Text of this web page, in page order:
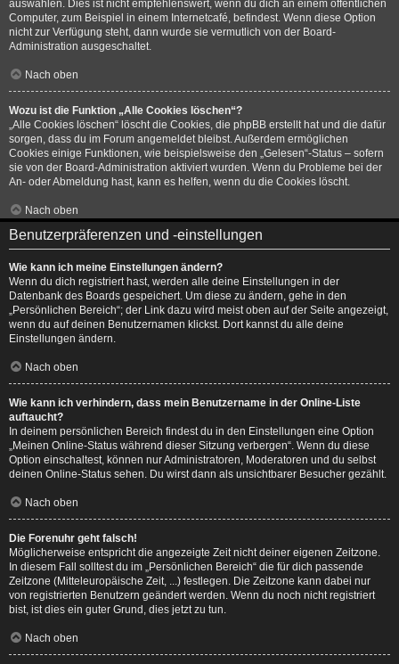
auswählen. Dies ist nicht empfehlenswert, wenn du dich an einem öffentlichen
Computer, zum Beispiel in einem Internetcafé, befindest. Wenn diese Option
nicht zur Verfügung steht, dann wurde sie vermutlich von der Board-
Administration ausgeschaltet.
Nach oben
Wozu ist die Funktion „Alle Cookies löschen“?
„Alle Cookies löschen“ löscht die Cookies, die phpBB erstellt hat und die dafür
sorgen, dass du im Forum angemeldet bleibst. Außerdem ermöglichen
Cookies einige Funktionen, wie beispielsweise den „Gelesen“-Status – sofern
sie von der Board-Administration aktiviert wurden. Wenn du Probleme bei der
An- oder Abmeldung hast, kann es helfen, wenn du die Cookies löscht.
Nach oben
Benutzerpräferenzen und -einstellungen
Wie kann ich meine Einstellungen ändern?
Wenn du dich registriert hast, werden alle deine Einstellungen in der
Datenbank des Boards gespeichert. Um diese zu ändern, gehe in den
„Persönlichen Bereich“; der Link dazu wird meist oben auf der Seite angezeigt,
wenn du auf deinen Benutzernamen klickst. Dort kannst du alle deine
Einstellungen ändern.
Nach oben
Wie kann ich verhindern, dass mein Benutzername in der Online-Liste
auftaucht?
In deinem persönlichen Bereich findest du in den Einstellungen eine Option
„Meinen Online-Status während dieser Sitzung verbergen“. Wenn du diese
Option einschaltest, können nur Administratoren, Moderatoren und du selbst
deinen Online-Status sehen. Du wirst dann als unsichtbarer Besucher gezählt.
Nach oben
Die Forenuhr geht falsch!
Möglicherweise entspricht die angezeigte Zeit nicht deiner eigenen Zeitzone.
In diesem Fall solltest du im „Persönlichen Bereich“ die für dich passende
Zeitzone (Mitteleuropäische Zeit, ...) festlegen. Die Zeitzone kann dabei nur
von registrierten Benutzern geändert werden. Wenn du noch nicht registriert
bist, ist dies ein guter Grund, dies jetzt zu tun.
Nach oben